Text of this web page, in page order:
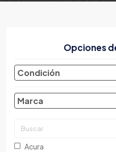
Opciones
Condición
Marca
Acura